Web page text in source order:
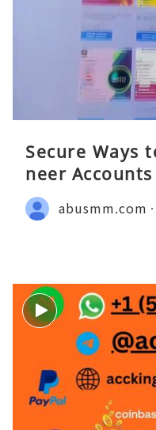
Secure Ways
neer
abusmm.com